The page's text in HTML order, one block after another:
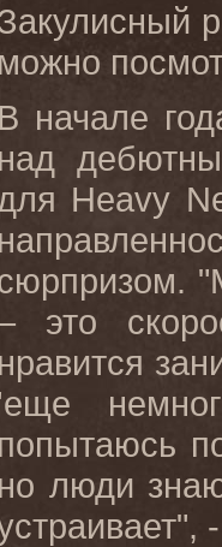
можно
В начале
над
Heavy
это
нравится
попытаюсь
но люди